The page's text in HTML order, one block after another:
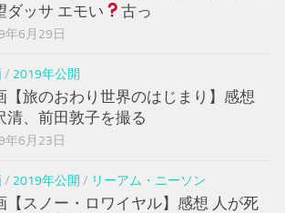
ダッサ エモい
古っ
年6月29日
/ 2019年公開
【旅のおわり世界のはじまり】感想
清、前田敦子を撮る
年6月23日
/ 2019年公開 / リーアム・ニーソン
【スノー・ロワイヤル】感想 人が死